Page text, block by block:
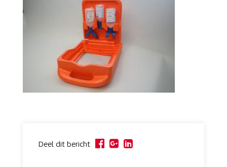
Deel dit bericht